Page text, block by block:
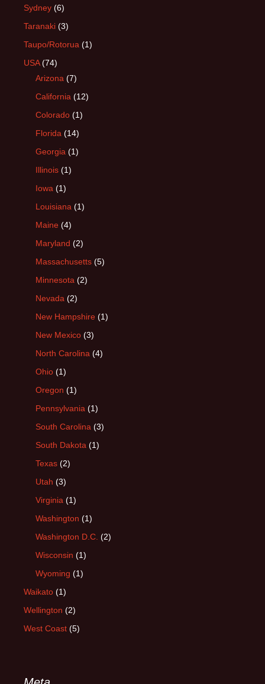
Sydney (6)
Taranaki (3)
Taupo/Rotorua (1)
USA(74)
Arizona (7)
California (12)
Colorado (1)
Florida (14)
Georgia (1)
Illinois (1)
Iowa (1)
Louisiana (1)
Maine (4)
Maryland (2)
Massachusetts (5)
Minnesota (2)
Nevada (2)
New Hampshire (1)
New Mexico (3)
North Carolina (4)
Ohio (1)
Oregon (1)
Pennsylvania (1)
South Carolina (3)
South Dakota (1)
Texas (2)
Utah (3)
Virginia (1)
Washington (1)
Washington D.C. (2)
Wisconsin (1)
Wyoming (1)
Waikato (1)
Wellington (2)
West Coast (5)